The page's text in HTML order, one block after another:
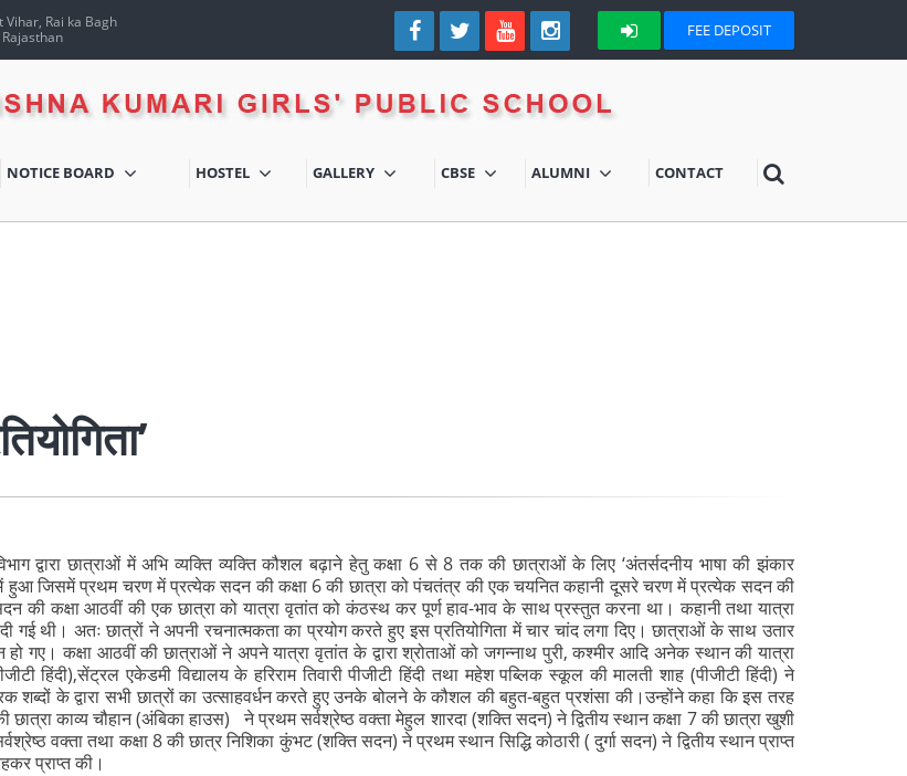
Vihar, Rai ka Bagh
FEE DEPOSIT
NOTICE BOARD HOSTEL GALLERY CBSE ALUMNI CONTACT
द्वारा छात्राओं में अभि व्यक्ति व्यक्ति कौशल बढ़ाने हेतु कक्षा 6 से 8 तक की छात्राओं के लिए ‘अंतर्सदनीय भाषा की झंकार
में हुआ जिसमें प्रथम चरण में प्रत्येक सदन की कक्षा 6 की छात्रा को पंचतंत्र की एक चयनित कहानी दूसरे चरण में प्रत्येक सदन की
की कक्षा आठवीं की एक छात्रा को यात्रा वृतांत को कंठस्थ कर पूर्ण हाव-भाव के साथ प्रस्तुत करना था। कहानी तथा यात्रा
गई थी। अतः छात्रों ने अपनी रचनात्मकता का प्रयोग करते हुए इस प्रतियोगिता में चार चांद लगा दिए। छात्राओं के साथ उतार
हो गए। कक्षा आठवीं की छात्राओं ने अपने यात्रा वृतांत के द्वारा श्रोताओं को जगन्नाथ पुरी, कश्मीर आदि अनेक स्थान की यात्रा
हिंदी),सेंट्रल एकेडमी विद्यालय के हरिराम तिवारी पीजीटी हिंदी तथा महेश पब्लिक स्कूल की मालती शाह (पीजीटी हिंदी) ने
शब्दों के द्वारा सभी छात्रों का उत्साहवर्धन करते हुए उनके बोलने के कौशल की बहुत-बहुत प्रशंसा की।उन्होंने कहा कि इस तरह
छात्रा काव्य चौहान (अंबिका हाउस) ने प्रथम सर्वश्रेष्ठ वक्ता मेहुल शारदा (शक्ति सदन) ने द्वितीय स्थान कक्षा 7 की छात्रा खुशी
वक्ता तथा कक्षा 8 की छात्र निशिका कुंभट (शक्ति सदन) ने प्रथम स्थान सिद्धि कोठारी ( दुर्गा सदन) ने द्वितीय स्थान प्राप्त
प्राप्त की।